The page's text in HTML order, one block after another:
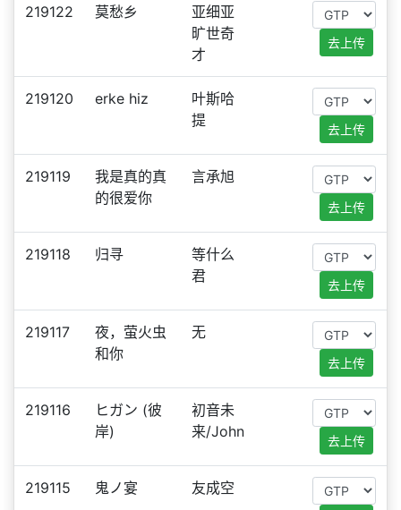
219122 莫愁乡
亚细亚
旷世奇
才
去上传
219120 erke hiz
叶斯哈
提
去上传
219119
我是真的真
的很爱你
言承旭
去上传
219118 归寻
等什么
君
去上传
219117
夜，萤火虫
和你
无
去上传
219116
ヒガン (彼
岸)
初音未
来/John
去上传
219115 鬼ノ宴 友成空